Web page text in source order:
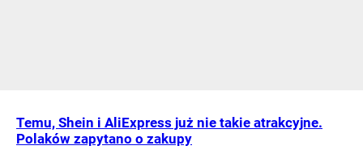
Temu, Shein i AliExpress już nie takie atrakcyjne.
Polaków zapytano o zakupy